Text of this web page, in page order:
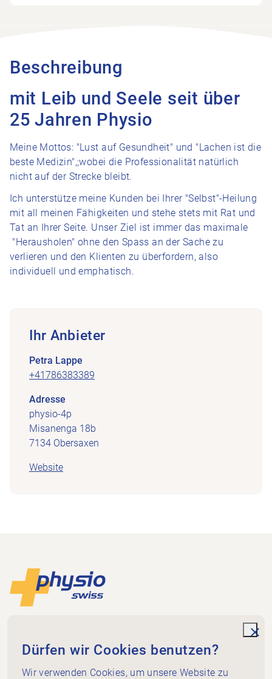
Beschreibung
mit Leib und Seele seit über
25 Jahren Physio
Meine Mottos: "Lust auf Gesundheit" und "Lachen ist die
beste Medizin",;wobei die Professionalität natürlich
nicht auf der Strecke bleibt.
Ich unterstütze meine Kunden bei Ihrer "Selbst"-Heilung
mit all meinen Fähigkeiten und stehe stets mit Rat und
Tat an Ihrer Seite. Unser Ziel ist immer das maximale
"Herausholen" ohne den Spass an der Sache zu
verlieren und den Klienten zu überfordern, also
individuell und emphatisch.
Ihr Anbieter
Petra Lappe
+41786383389
Adresse
physio-4p
Misanenga 18b
7134 Obersaxen
Website
Footer
Dammweg 3
3013 Bern
+41 58 255 36 00
Dürfen wir Cookies benutzen?
Wir verwenden Cookies, um unsere Website zu